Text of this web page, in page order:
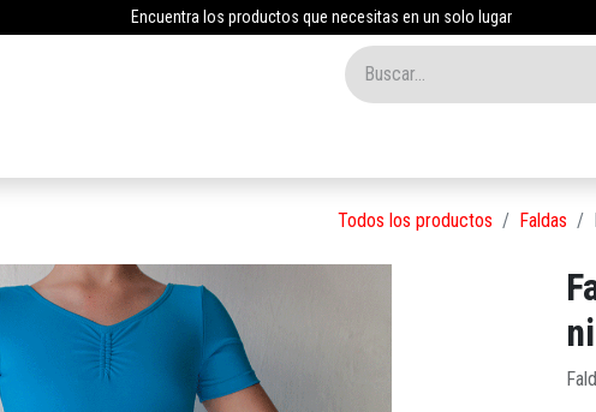
Encuentra los productos que necesitas en un solo lugar
Todos los productos Faldas